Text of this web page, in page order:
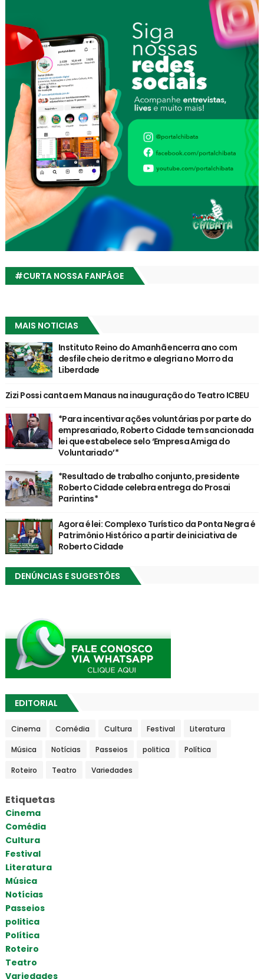
#CURTA NOSSA FANPÁGE
MAIS NOTICIAS
Instituto Reino do Amanhã encerra ano com
desfile cheio de ritmo e alegria no Morro da
Liberdade
Zizi Possi canta em Manaus na inauguração do Teatro ICBEU
*Para incentivar ações voluntárias por parte do
empresariado, Roberto Cidade tem sancionada
lei que estabelece selo ‘Empresa Amiga do
Voluntariado’*
*Resultado de trabalho conjunto, presidente
Roberto Cidade celebra entrega do Prosai
Parintins*
Agora é lei: Complexo Turístico da Ponta Negra é
Patrimônio Histórico a partir de iniciativa de
Roberto Cidade
DENÚNCIAS E SUGESTÕES
EDITORIAL
Cinema Comédia Cultura Festival Literatura
Música Notícias Passeios politica Política
Roteiro Teatro Variedades
Etiquetas
Cinema
Comédia
Cultura
Festival
Literatura
Música
Notícias
Passeios
politica
Política
Roteiro
Teatro
Variedades